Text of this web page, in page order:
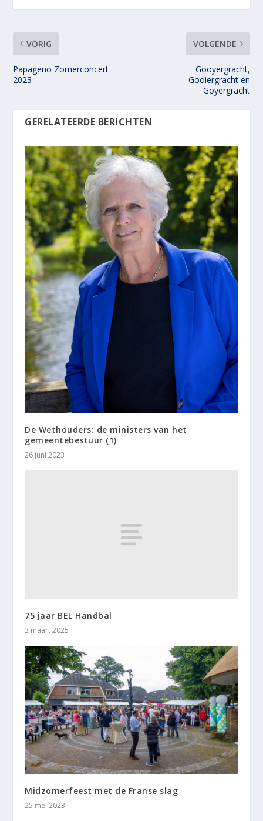
VORIG
Papageno Zomerconcert
2023
VOLGENDE
Gooyergracht,
Gooiergracht en
Goyergracht
GERELATEERDE BERICHTEN
De Wethouders: de ministers van het
gemeentebestuur (1)
26 juni 2023
75 jaar BEL Handbal
3 maart 2025
Midzomerfeest met de Franse slag
25 mei 2023